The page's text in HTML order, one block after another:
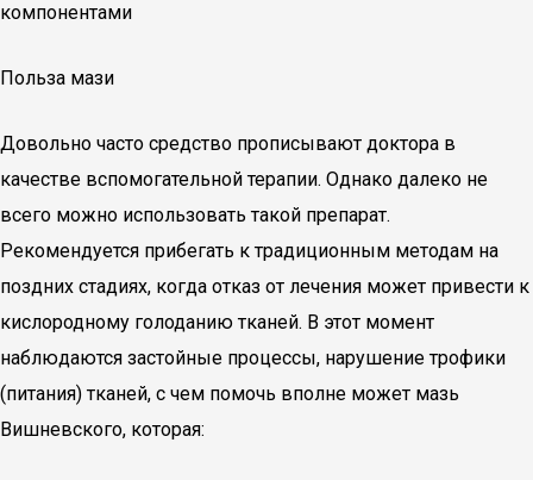
компонентами
Польза мази
Довольно часто средство прописывают доктора в
качестве вспомогательной терапии. Однако далеко не
всего можно использовать такой препарат.
Рекомендуется прибегать к традиционным методам на
поздних стадиях, когда отказ от лечения может привести к
кислородному голоданию тканей. В этот момент
наблюдаются застойные процессы, нарушение трофики
(питания) тканей, с чем помочь вполне может мазь
Вишневского, которая: